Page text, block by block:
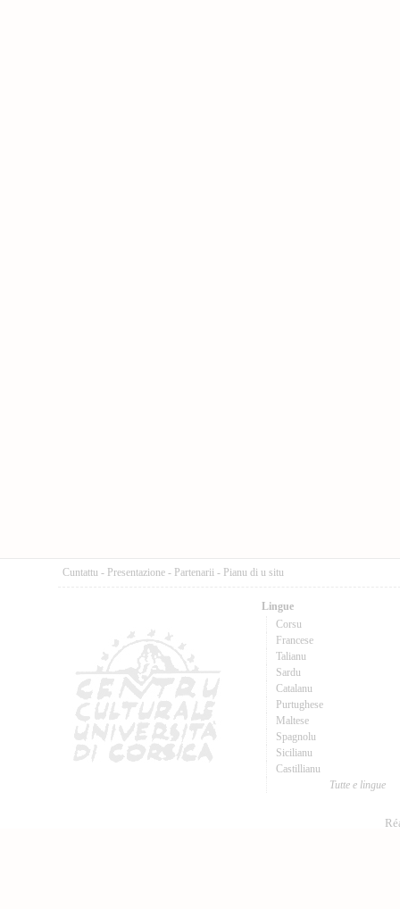
Cuntattu - Presentazione - Partenarii - Pianu di u situ
Lingue
Corsu
Francese
Talianu
Sardu
Catalanu
Purtughese
Maltese
Spagnolu
Sicilianu
Castillianu
Tutte e lingue